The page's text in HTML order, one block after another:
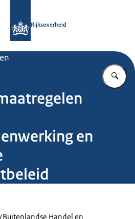
Rijksoverheid
en
Handel en